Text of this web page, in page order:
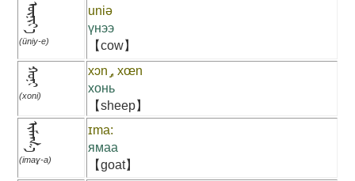
ᠦᠨᠢᠶ᠎ᠡ
(üniy-e)
uniə
үнээ
【cow】
ᠬᠣᠨᠢ
(xoni)
xɔn ̡, xœn
хонь
【sheep】
ᠢᠮᠠᠭ᠎ᠠ
(imaɣ-a)
ɪma:
ямаа
【goat】